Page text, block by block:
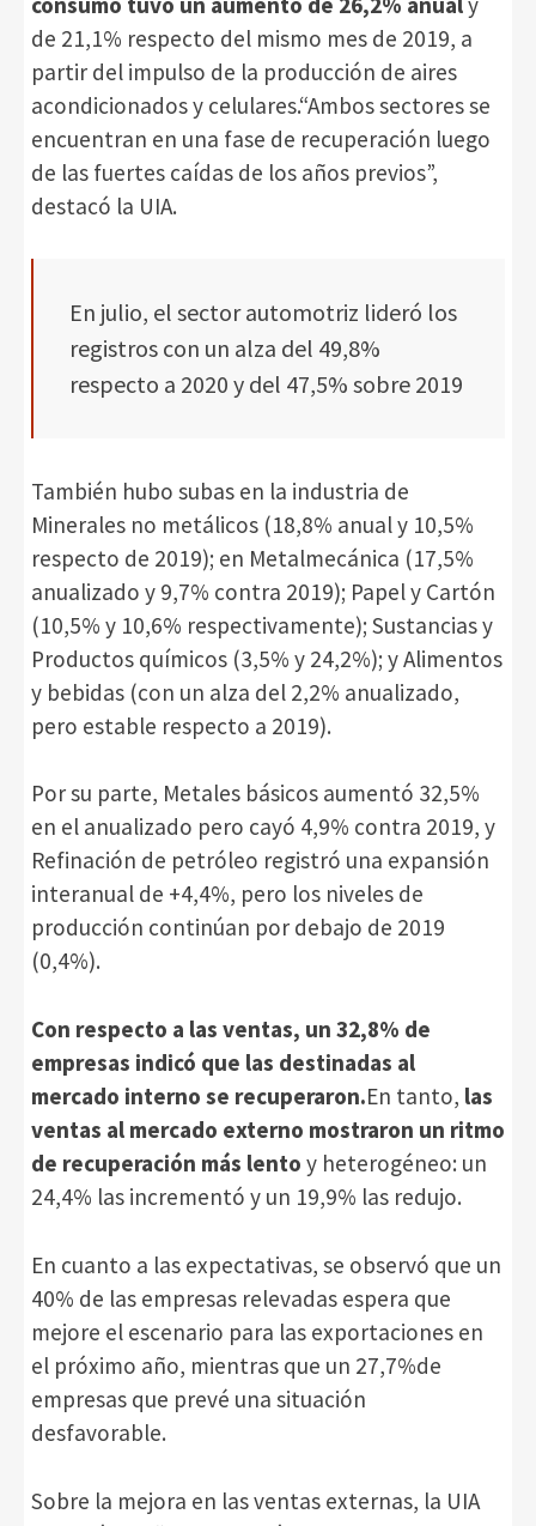
de 21,1% respecto del mismo mes de 2019, a
partir del impulso de la producción de aires
acondicionados y celulares.“Ambos sectores se
encuentran en una fase de recuperación luego
de las fuertes caídas de los años previos”,
destacó la UIA.
En julio, el sector automotriz lideró los
registros con un alza del 49,8%
respecto a 2020 y del 47,5% sobre 2019
También hubo subas en la industria de
Minerales no metálicos (18,8% anual y 10,5%
respecto de 2019); en Metalmecánica (17,5%
anualizado y 9,7% contra 2019); Papel y Cartón
(10,5% y 10,6% respectivamente); Sustancias y
Productos químicos (3,5% y 24,2%); y Alimentos
y bebidas (con un alza del 2,2% anualizado,
pero estable respecto a 2019).
Por su parte, Metales básicos aumentó 32,5%
en el anualizado pero cayó 4,9% contra 2019, y
Refinación de petróleo registró una expansión
interanual de +4,4%, pero los niveles de
producción continúan por debajo de 2019
(0,4%).
Con respecto a las ventas, un 32,8% de
empresas indicó que las destinadas al
mercado interno se recuperaron.En tanto, las
ventas al mercado externo mostraron un ritmo
de recuperación más lento y heterogéneo: un
24,4% las incrementó y un 19,9% las redujo.
En cuanto a las expectativas, se observó que un
40% de las empresas relevadas espera que
mejore el escenario para las exportaciones en
el próximo año, mientras que un 27,7%de
empresas que prevé una situación
desfavorable.
Sobre la mejora en las ventas externas, la UIA